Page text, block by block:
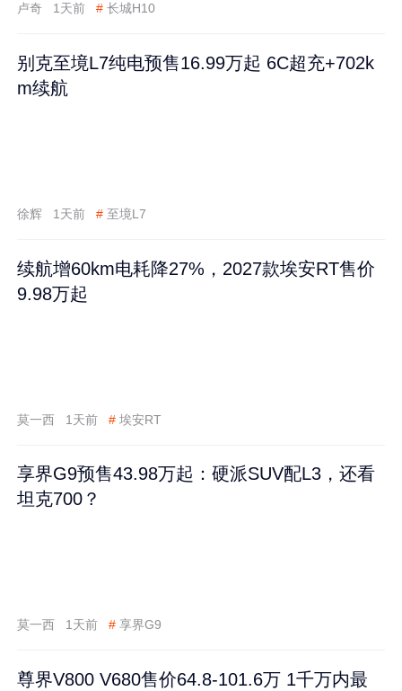
卢奇 1天前 # 长城H10
别克至境L7纯电预售16.99万起 6C超充+702k
m续航
徐辉 1天前 # 至境L7
续航增60km电耗降27%，2027款埃安RT售价
9.98万起
莫一西 1天前 # 埃安RT
享界G9预售43.98万起：硬派SUV配L3，还看
坦克700？
莫一西 1天前 # 享界G9
尊界V800 V680售价64.8-101.6万 1千万内最